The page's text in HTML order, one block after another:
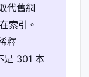
代舊網
索引。
釋
是 301 本